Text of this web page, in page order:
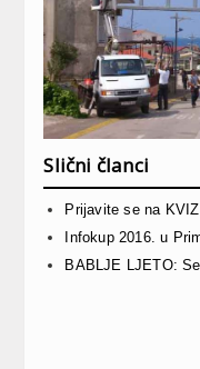
Slični članci
Prijavite se na
Infokup 2016. u
BABLJE LJETO: